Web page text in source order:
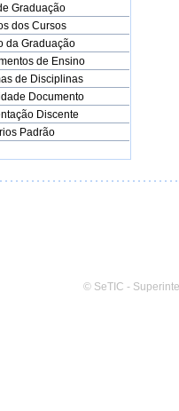
Graduação
dos Cursos
da Graduação
de Ensino
de Disciplinas
Documento
Discente
Padrão
© SeTIC -